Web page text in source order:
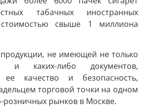
табачных иностранных
свыше 1 миллиона
не имеющей не только
и каких-либо документов,
ее качество и безопасность,
торговой точки на одном
розничных рынков в Москве.